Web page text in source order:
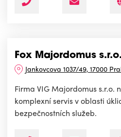
Fox Majordomus s.r.o.
Jankovcova 1037/49, 17000
Firma VIG Majordomus s.r.o.
komplexní servis v oblasti
bezpečnostních služeb.